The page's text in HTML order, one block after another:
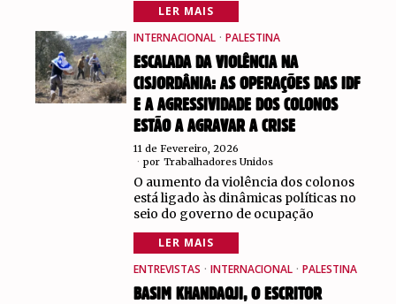
LER MAIS
INTERNACIONAL · PALESTINA
ESCALADA DA VIOLÊNCIA NA
CISJORDÂNIA: AS OPERAÇÕES DAS IDF
E A AGRESSIVIDADE DOS COLONOS
ESTÃO A AGRAVAR A CRISE
11 de Fevereiro, 2026
por Trabalhadores Unidos
O aumento da violência dos colonos
está ligado às dinâmicas políticas no
seio do governo de ocupação
LER MAIS
ENTREVISTAS · INTERNACIONAL · PALESTINA
BASIM KHANDAQJI, O ESCRITOR